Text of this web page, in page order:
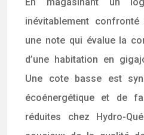
inévitablement
une note qui évalue la
d’une habitation en
Une cote basse est
écoénergétique et de
réduites chez Hydro-